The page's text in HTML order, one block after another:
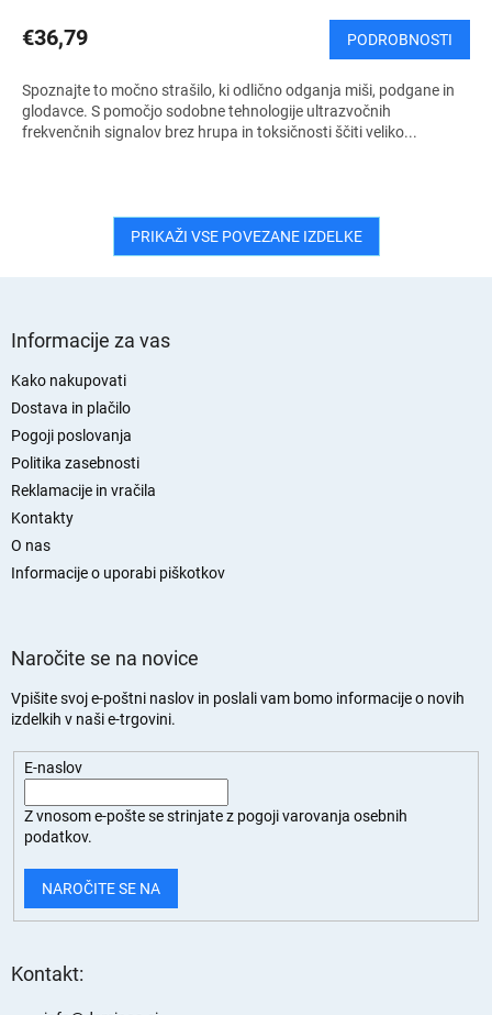
€36,79 PODROBNOSTI
Spoznajte to močno strašilo, ki odlično odganja miši, podgane in
glodavce. S pomočjo sodobne tehnologije ultrazvočnih
frekvenčnih signalov brez hrupa in toksičnosti ščiti veliko...
PRIKAŽI VSE POVEZANE IZDELKE
Informacije za vas
Kako nakupovati
Dostava in plačilo
Pogoji poslovanja
Politika zasebnosti
Reklamacije in vračila
Kontakty
O nas
Informacije o uporabi piškotkov
Naročite se na novice
Vpišite svoj e-poštni naslov in poslali vam bomo informacije o novih
izdelkih v naši e-trgovini.
E-naslov
Z vnosom e-pošte se strinjate z pogoji varovanja osebnih
podatkov.
NAROČITE SE NA
Kontakt: